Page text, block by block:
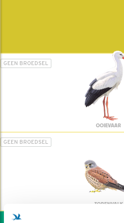
GEEN BROEDSEL
OOIEVAAR
GEEN BROEDSEL
TORENVALK